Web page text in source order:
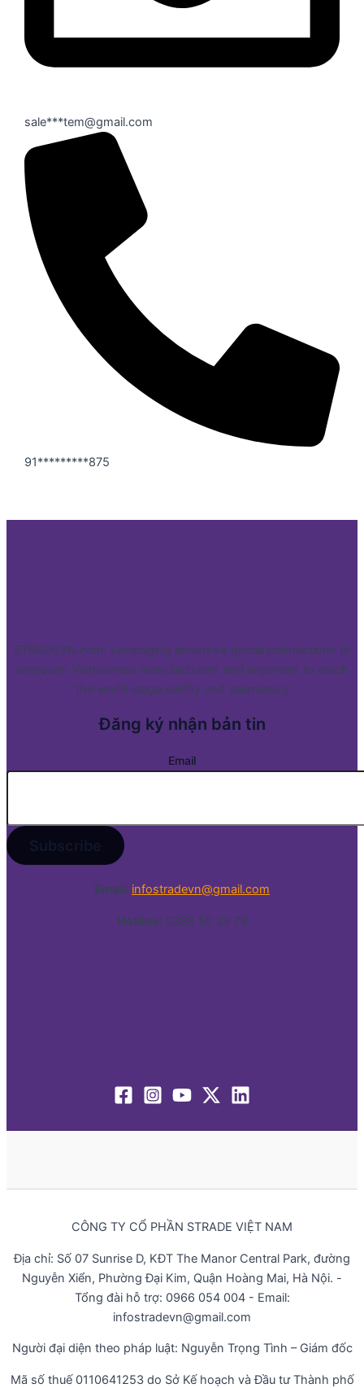
sale***tem@gmail.com
91*********875
STRADEVN.com: Leveraging extensive global connections to
empower Vietnamese manufacturers and importers to reach
the world stage swiftly and seamlessly
Đăng ký nhận bản tin
Email
Email: infostradevn@gmail.com
Hotline: 0338 50 39 79
CÔNG TY CỔ PHẦN STRADE VIỆT NAM
Địa chỉ: Số 07 Sunrise D, KĐT The Manor Central Park, đường
Nguyễn Xiển, Phường Đại Kim, Quận Hoàng Mai, Hà Nội. -
Tổng đài hỗ trợ: 0966 054 004 - Email:
infostradevn@gmail.com
Người đại diện theo pháp luật: Nguyễn Trọng Tình – Giám đốc
Mã số thuế 0110641253 do Sở Kế hoạch và Đầu tư Thành phố